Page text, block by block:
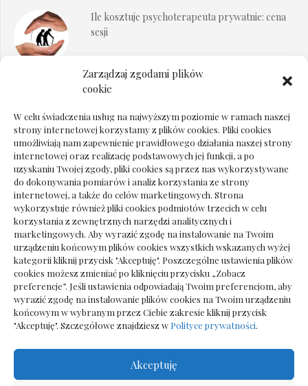
Zarządzaj zgodami plików
cookie
W celu świadczenia usług na najwyższym poziomie w ramach naszej
strony internetowej korzystamy z plików cookies. Pliki cookies
umożliwiają nam zapewnienie prawidłowego działania naszej strony
internetowej oraz realizację podstawowych jej funkcji, a po
uzyskaniu Twojej zgody, pliki cookies są przez nas wykorzystywane
do dokonywania pomiarów i analiz korzystania ze strony
internetowej, a także do celów marketingowych. Strona
wykorzystuje również pliki cookies podmiotów trzecich w celu
korzystania z zewnętrznych narzędzi analitycznych i
marketingowych. Aby wyrazić zgodę na instalowanie na Twoim
urządzeniu końcowym plików cookies wszystkich wskazanych wyżej
kategorii kliknij przycisk "Akceptuję". Poszczególne ustawienia plików
cookies możesz zmieniać po kliknięciu przycisku „Zobacz
preferencje”. Jeśli ustawienia odpowiadają Twoim preferencjom, aby
wyrazić zgodę na instalowanie plików cookies na Twoim urządzeniu
końcowym w wybranym przez Ciebie zakresie kliknij przycisk
"Akceptuję". Szczegółowe znajdziesz w Polityce prywatności.
Akceptuję
Ile kosztuje psychoterapeuta prywatnie: cena
sesji
Dokumenty do odbioru przy zmianie biura
Deska podłogowa do salonu: jak wybrać bez
pośpiechu